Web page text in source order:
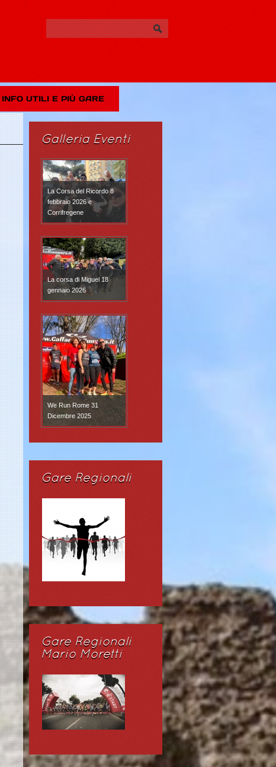
INFO UTILI E PIÙ GARE
Galleria Eventi
La Corsa del Ricordo 8
febbraio 2026 e
Corrifregene
La corsa di Miguel 18
gennaio 2026
We Run Rome 31
Dicembre 2025
Gare Regionali
Gare Regionali
Mario Moretti